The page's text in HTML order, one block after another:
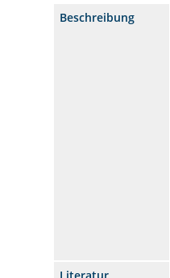
Beschreibung